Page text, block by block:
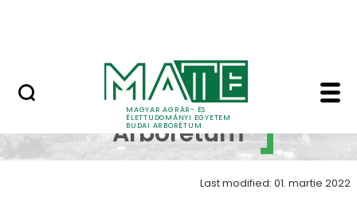
MAGYAR AGRÁR- ÉS
ÉLETTUDOMÁNYI EGYETEM
BUDAI ARBORÉTUM
Pyrus communis -
Budai
Arborétum
Last modified: 01. martie 2022